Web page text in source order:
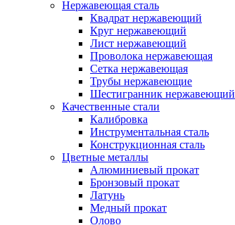
Нержавеющая сталь
Квадрат нержавеющий
Круг нержавеющий
Лист нержавеющий
Проволока нержавеющая
Сетка нержавеющая
Трубы нержавеющие
Шестигранник нержавеющий
Качественные стали
Калибровка
Инструментальная сталь
Конструкционная сталь
Цветные металлы
Алюминиевый прокат
Бронзовый прокат
Латунь
Медный прокат
Олово